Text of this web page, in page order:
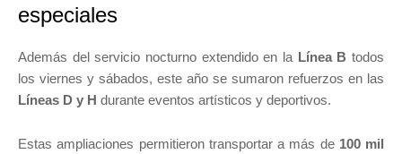
especiales
Además del servicio nocturno extendido en la Línea B todos
los viernes y sábados, este año se sumaron refuerzos en las
Líneas D y H durante eventos artísticos y deportivos.
Estas ampliaciones permitieron transportar a más de 100 mil